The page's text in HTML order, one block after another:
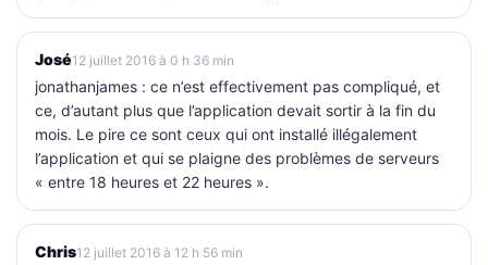
José12 juillet 2016 à 0 h 36 min
jonathanjames : ce n’est effectivement pas compliqué, et
ce, d’autant plus que l’application devait sortir à la fin du
mois. Le pire ce sont ceux qui ont installé illégalement
l’application et qui se plaigne des problèmes de serveurs
« entre 18 heures et 22 heures ».
Chris12 juillet 2016 à 12 h 56 min